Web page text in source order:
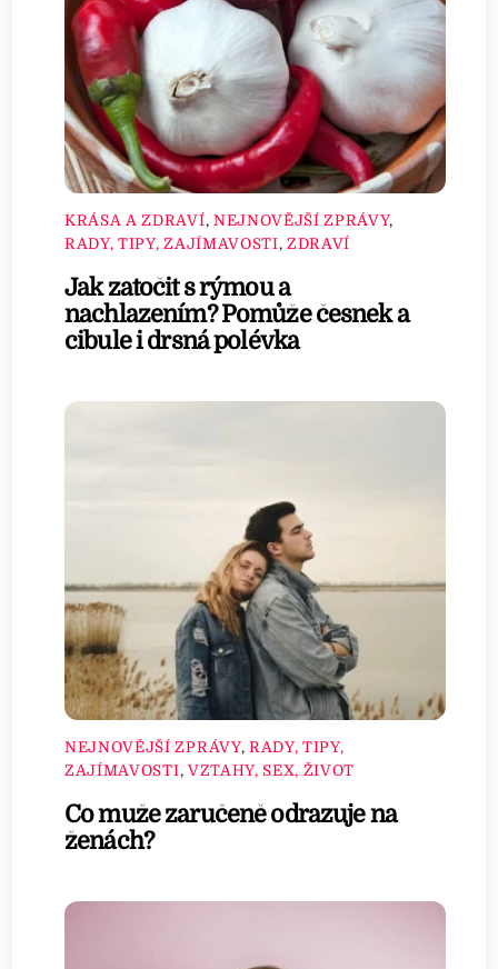
KRÁSA A ZDRAVÍ, NEJNOVĚJŠÍ ZPRÁVY,
RADY, TIPY, ZAJÍMAVOSTI, ZDRAVÍ
Jak zatočit s rýmou a
nachlazením? Pomůže česnek a
cibule i drsná polévka
NEJNOVĚJŠÍ ZPRÁVY, RADY, TIPY,
ZAJÍMAVOSTI, VZTAHY, SEX, ŽIVOT
Co muže zaručeně odrazuje na
ženách?